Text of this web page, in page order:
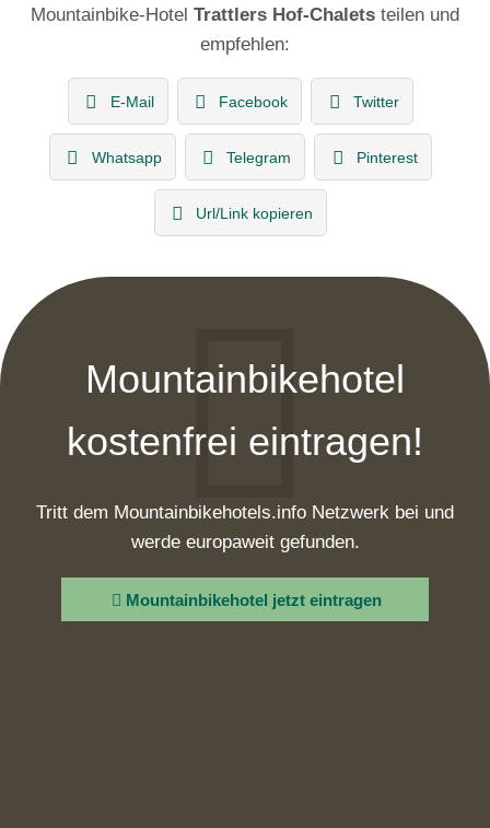
Mountainbike-Hotel Trattlers Hof-Chalets teilen und
empfehlen:
E-Mail Facebook Twitter
Whatsapp Telegram Pinterest
Url/Link kopieren
Mountainbikehotel
kostenfrei eintragen!
Tritt dem Mountainbikehotels.info Netzwerk bei und
werde europaweit gefunden.
Mountainbikehotel jetzt eintragen